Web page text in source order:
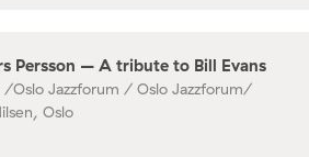
Persson – A tribute to Bill Evans
/Oslo Jazzforum / Oslo Jazzforum/
Oslo